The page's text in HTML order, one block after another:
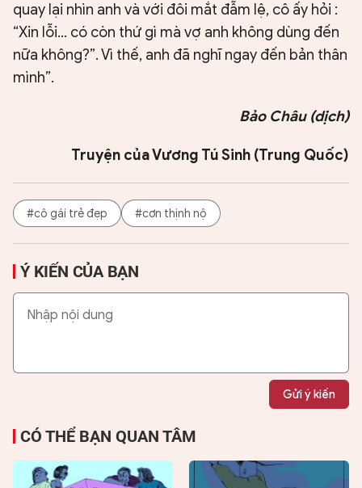
quay lại nhìn anh và với đôi mắt đẫm lệ, cô ấy hỏi :
“Xin lỗi... có còn thứ gì mà vợ anh không dùng đến
nữa không?”. Vì thế, anh đã nghĩ ngay đến bản thân
mình”.
Bảo Châu (dịch)
Truyện của Vương Tú Sinh (Trung Quốc)
#cô gái trẻ đẹp #cơn thịnh nộ
Ý KIẾN CỦA BẠN
Gửi ý kiến
CÓ THỂ BẠN QUAN TÂM